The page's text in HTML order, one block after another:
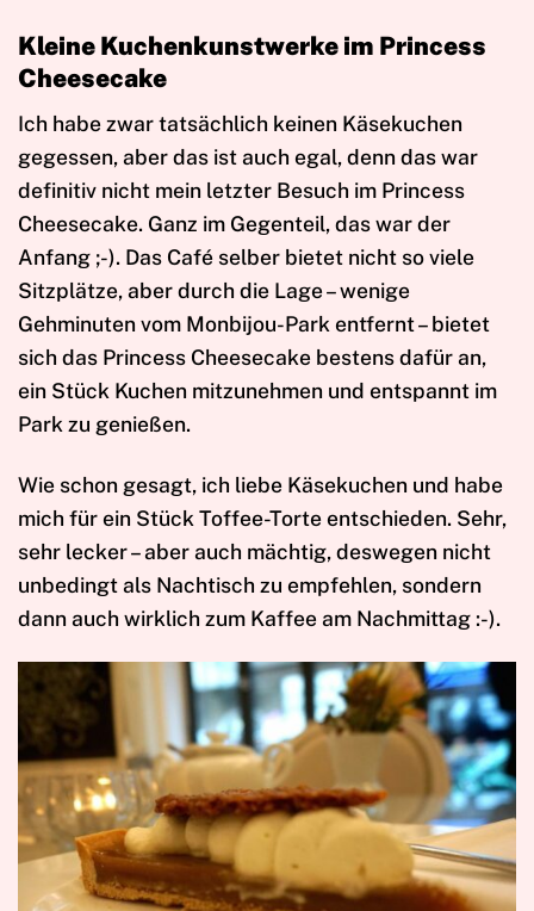
Kleine Kuchenkunstwerke im Princess
Cheesecake
Ich habe zwar tatsächlich keinen Käsekuchen
gegessen, aber das ist auch egal, denn das war
definitiv nicht mein letzter Besuch im Princess
Cheesecake. Ganz im Gegenteil, das war der
Anfang ;-). Das Café selber bietet nicht so viele
Sitzplätze, aber durch die Lage – wenige
Gehminuten vom Monbijou-Park entfernt – bietet
sich das Princess Cheesecake bestens dafür an,
ein Stück Kuchen mitzunehmen und entspannt im
Park zu genießen.
Wie schon gesagt, ich liebe Käsekuchen und habe
mich für ein Stück Toffee-Torte entschieden. Sehr,
sehr lecker – aber auch mächtig, deswegen nicht
unbedingt als Nachtisch zu empfehlen, sondern
dann auch wirklich zum Kaffee am Nachmittag :-).